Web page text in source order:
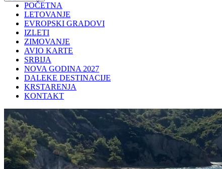
POČETNA
LETOVANJE
EVROPSKI GRADOVI
IZLETI
ZIMOVANJE
AVIO KARTE
SRBIJA
NOVA GODINA 2027
DALEKE DESTINACIJE
KRSTARENJA
KONTAKT